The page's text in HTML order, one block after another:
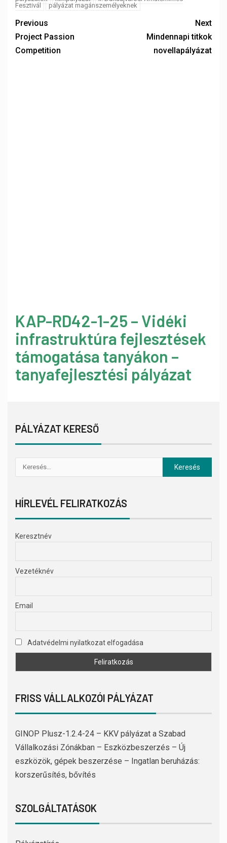
Fesztivál
pályázat magánszemélyeknek
Previous
Project Passion
Competition
Next
Mindennapi titkok
novellapályázat
KAP-RD42-1-25 – Vidéki
infrastruktúra fejlesztések
támogatása tanyákon –
tanyafejlesztési pályázat
PÁLYÁZAT KERESŐ
HÍRLEVÉL FELIRATKOZÁS
Keresztnév
Vezetéknév
Email
Adatvédelmi nyilatkozat elfogadása
FRISS VÁLLALKOZÓI PÁLYÁZAT
GINOP Plusz-1.2.4-24 – KKV pályázat a Szabad
Vállalkozási Zónákban – Eszközbeszerzés – Új
eszközök, gépek beszerzése – Ingatlan beruházás:
korszerűsítés, bővítés
SZOLGÁLTATÁSOK